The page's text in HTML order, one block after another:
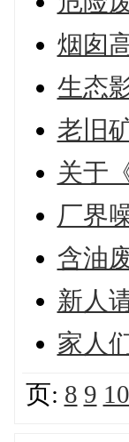
烟囱
生态
老旧
关于
厂界
含油
新人
家人
页: 8 9 10